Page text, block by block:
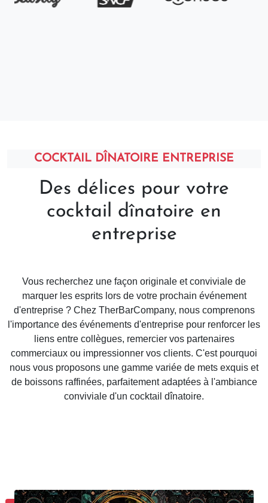
COCKTAIL DÎNATOIRE ENTREPRISE
Des délices pour votre
cocktail dînatoire en
entreprise
Vous recherchez une façon originale et conviviale de
marquer les esprits lors de votre prochain événement
d'entreprise ? Chez TherBarCompany, nous comprenons
l'importance des événements d'entreprise pour renforcer les
liens entre collègues, remercier vos partenaires
commerciaux ou impressionner vos clients. C'est pourquoi
nous vous proposons une gamme variée de mets exquis et
de boissons raffinées, parfaitement adaptées à l'ambiance
conviviale d'un cocktail dînatoire.